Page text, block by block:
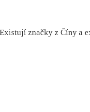
značky z Číny